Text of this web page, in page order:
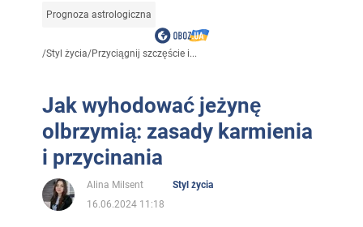
Prognoza astrologiczna
/Styl życia/Przyciągnij szczęście i...
Jak wyhodować jeżynę
olbrzymią: zasady karmienia
i przycinania
Alina Milsent
Styl życia
16.06.2024 11:18